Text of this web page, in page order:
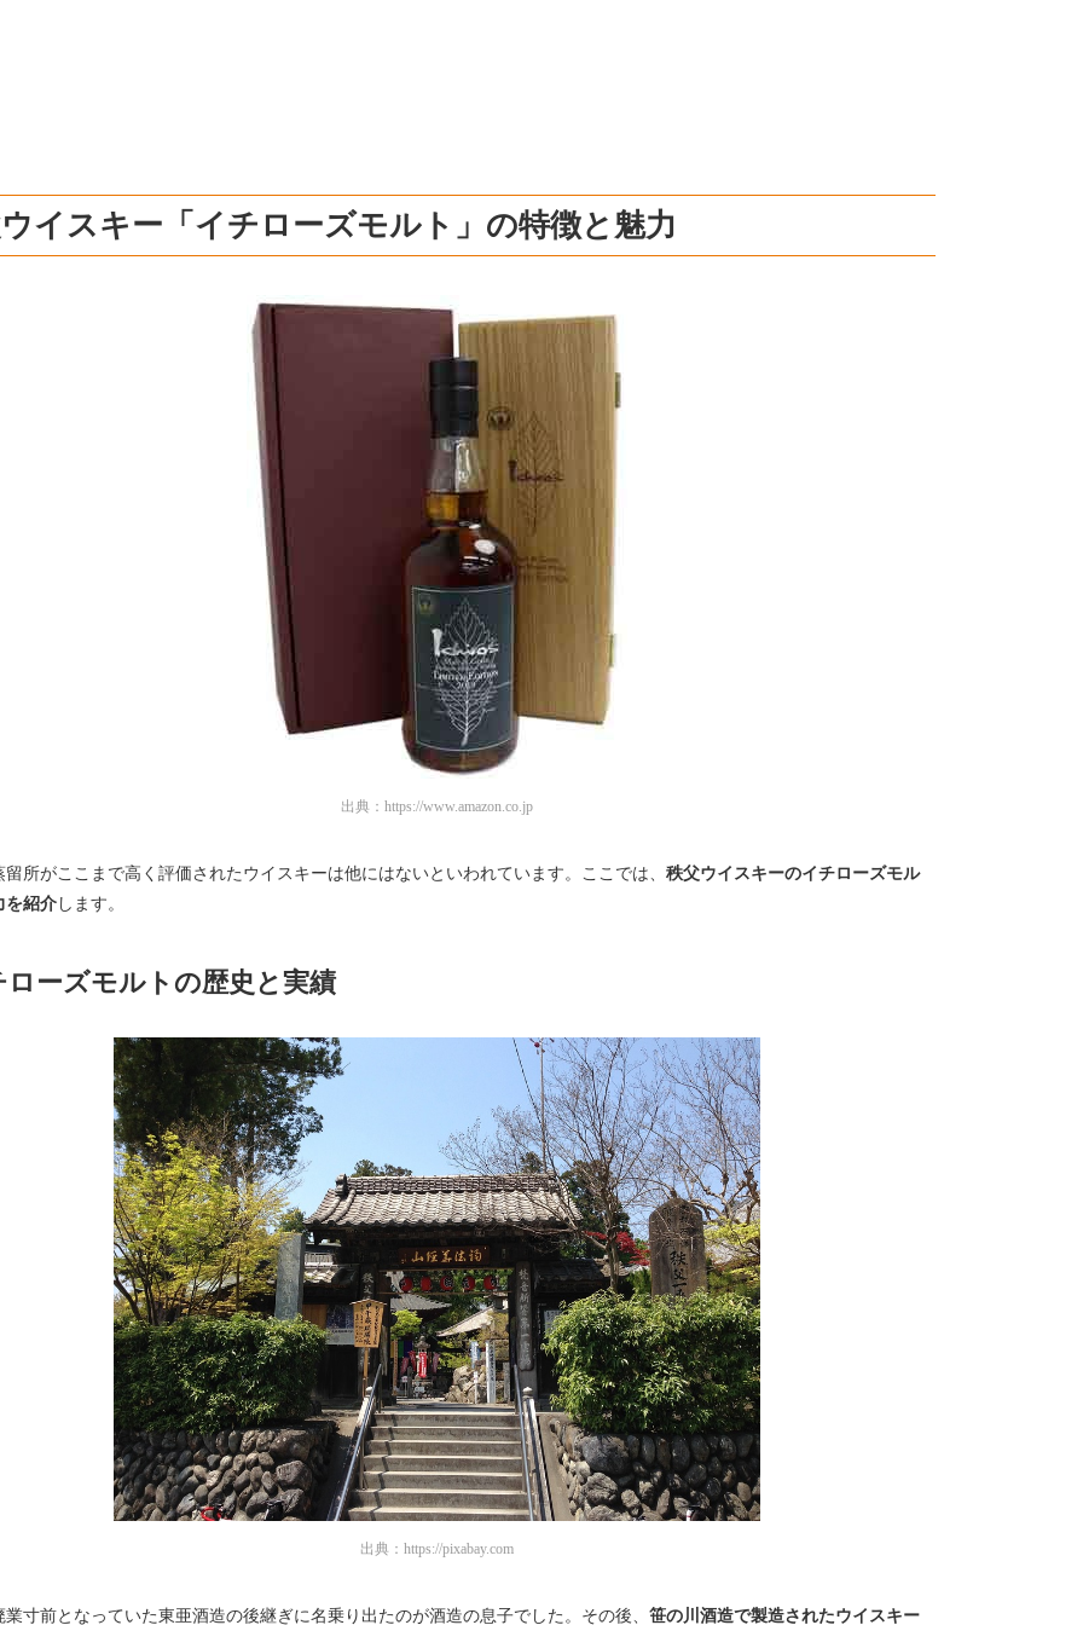
イスキー「イチローズモルト」の特徴と魅力
出典： https://www.amazon.co.jp
留所がここまで高く評価されたウイスキーは他にはないといわれています。ここでは、 秩父ウイスキーのイチローズモル
を紹介 します。
ローズモルトの歴史と実績
出典： https://pixabay.com
業寸前となっていた東亜酒造の後継ぎに名乗り出たのが酒造の息子でした。その後、 笹の川酒造で製造されたウイスキー